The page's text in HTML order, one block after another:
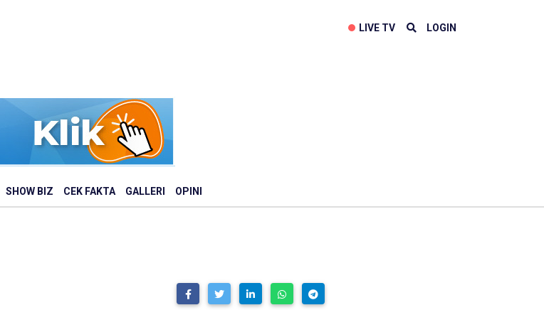
LIVE TV LOGIN
SHOW BIZ CEK FAKTA GALLERI OPINI